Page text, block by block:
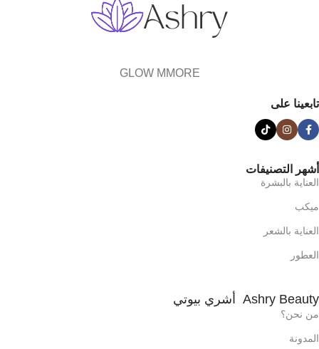
GLOW MMORE
تابعينا على
أشهر التصنيفات
العناية بالبشرة
ميكب
العناية بالشعر
العطور
Ashry Beauty أشري بيوتي
من نحن؟
المدونة